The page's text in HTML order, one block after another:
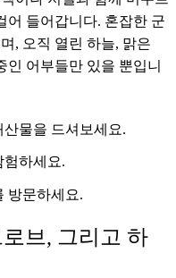
어 들어갑니다. 혼잡한 군
, 오직 열린 하늘, 맑은
인 어부들만 있을 뿐입니
물을 드셔보세요.
험하세요.
방문하세요.
브, 그리고 하